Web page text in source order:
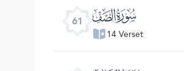
61 ﯪ
14 Verset